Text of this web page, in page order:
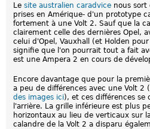
Le site australien caradvice nous sort
prises en Amérique- d'un prototype
fortement à une Volt 2. Sauf que la
clairement celle des dernières Opel,
celui d'Opel, Vauxhall (et Holden
signifie que l'on pourrait tout a fait
est une Ampera 2 en cours de
Encore davantage que pour la
a peu de différences avec une Volt 2 (
des images ici), et ces différences
l'arrière. La grille inférieure est plus
horizontaux au lieu de verticaux sur
calandre de la Volt 2 a disparu